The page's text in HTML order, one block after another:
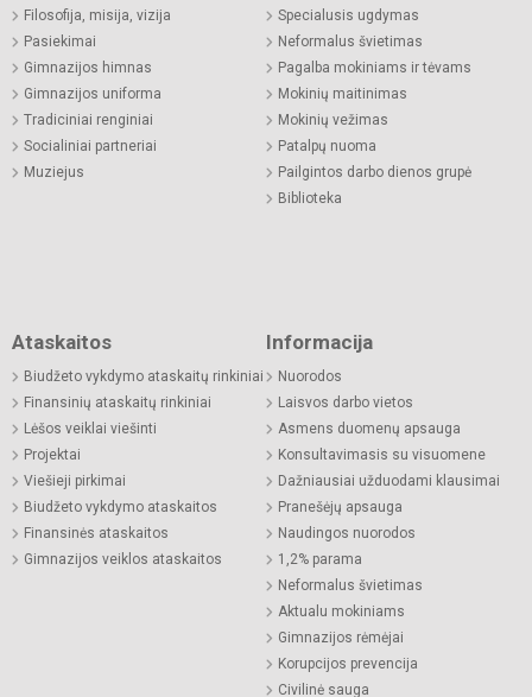
Filosofija, misija, vizija
Pasiekimai
Gimnazijos himnas
Gimnazijos uniforma
Tradiciniai renginiai
Socialiniai partneriai
Muziejus
Specialusis ugdymas
Neformalus švietimas
Pagalba mokiniams ir tėvams
Mokinių maitinimas
Mokinių vežimas
Patalpų nuoma
Pailgintos darbo dienos grupė
Biblioteka
Ataskaitos
Biudžeto vykdymo ataskaitų rinkiniai
Finansinių ataskaitų rinkiniai
Lėšos veiklai viešinti
Projektai
Viešieji pirkimai
Biudžeto vykdymo ataskaitos
Finansinės ataskaitos
Gimnazijos veiklos ataskaitos
Informacija
Nuorodos
Laisvos darbo vietos
Asmens duomenų apsauga
Konsultavimasis su visuomene
Dažniausiai užduodami klausimai
Pranešėjų apsauga
Naudingos nuorodos
1,2% parama
Neformalus švietimas
Aktualu mokiniams
Gimnazijos rėmėjai
Korupcijos prevencija
Civilinė sauga